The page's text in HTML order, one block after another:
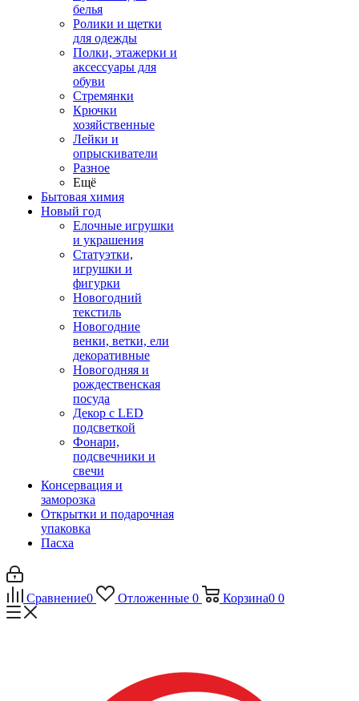
белья
Ролики и щетки
для одежды
Полки, этажерки и
аксессуары для
обуви
Стремянки
Крючки
хозяйственные
Лейки и
опрыскиватели
Разное
Ещё
Бытовая химия
Новый год
Елочные игрушки
и украшения
Статуэтки,
игрушки и
фигурки
Новогодний
текстиль
Новогодние
венки, ветки, ели
декоративные
Новогодняя и
рождественская
посуда
Декор с LED
подсветкой
Фонари,
подсвечники и
свечи
Консервация и
заморозка
Открытки и подарочная
упаковка
Пасха
Сравнение0 Отложенные 0 Корзина0 0